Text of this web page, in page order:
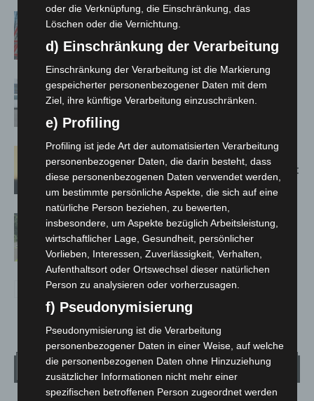
A2: Zweite Turbobaustelle startet
Bothfeld
Niedersachsen: Feuerwehrkräfte
kehren nach Waldbrandeinsatz aus
Spanien zurück
Hannover: Erste Tigermücken-
Population in Niedersachsen entdeckt
Brand im „Haus der Begegnung“ in
Neuwarmbüchen schnell eingedämmt
Wetter
oder die Verknüpfung, die Einschränkung, das
Löschen oder die Vernichtung.
d) Einschränkung der Verarbeitung
Einschränkung der Verarbeitung ist die Markierung
gespeicherter personenbezogener Daten mit dem
Ziel, ihre künftige Verarbeitung einzuschränken.
e) Profiling
Profiling ist jede Art der automatisierten Verarbeitung
personenbezogener Daten, die darin besteht, dass
diese personenbezogenen Daten verwendet werden,
um bestimmte persönliche Aspekte, die sich auf eine
natürliche Person beziehen, zu bewerten,
insbesondere, um Aspekte bezüglich Arbeitsleistung,
wirtschaftlicher Lage, Gesundheit, persönlicher
Vorlieben, Interessen, Zuverlässigkeit, Verhalten,
Aufenthaltsort oder Ortswechsel dieser natürlichen
Person zu analysieren oder vorherzusagen.
f) Pseudonymisierung
Pseudonymisierung ist die Verarbeitung
personenbezogener Daten in einer Weise, auf welche
die personenbezogenen Daten ohne Hinzuziehung
zusätzlicher Informationen nicht mehr einer
spezifischen betroffenen Person zugeordnet werden